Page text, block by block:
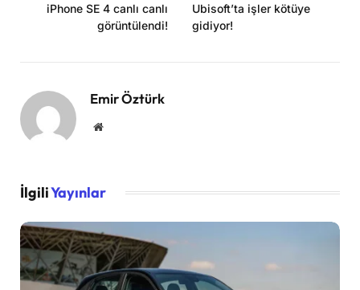
iPhone SE 4 canlı canlı
görüntülendi!
Ubisoft’ta işler kötüye
gidiyor!
Emir Öztürk
Website
İlgiliYayınlar